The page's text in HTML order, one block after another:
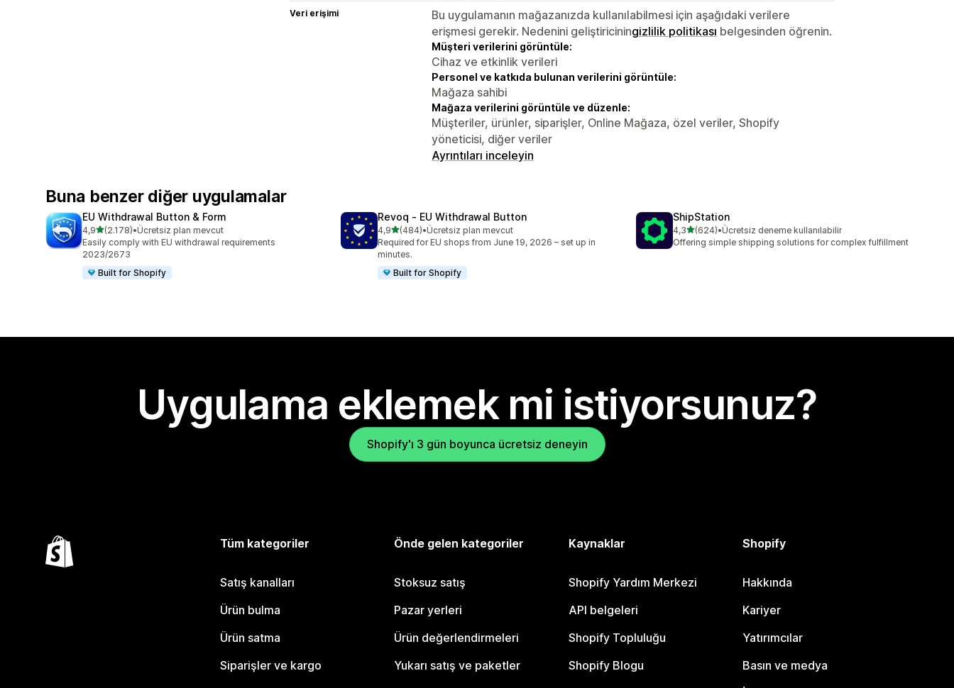
Veri erişimi
Bu uygulamanın mağazanızda kullanılabilmesi için aşağıdaki verilere
erişmesi gerekir. Nedenini geliştiriciningizlilik politikası belgesinden öğrenin.
Müşteri verilerini görüntüle:
Cihaz ve etkinlik verileri
Personel ve katkıda bulunan verilerini görüntüle:
Mağaza sahibi
Mağaza verilerini görüntüle ve düzenle:
Müşteriler, ürünler, siparişler, Online Mağaza, özel veriler, Shopify
yöneticisi, diğer veriler
Ayrıntıları inceleyin
Buna benzer diğer uygulamalar
EU Withdrawal Button & Form
4,95 yıldız üzerinden
(2.178)
toplam 2178 değerlendirme
•Ücretsiz plan mevcut
Easily comply with EU withdrawal requirements
2023/2673
Built for Shopify
Revoq ‑ EU Withdrawal Button
4,95 yıldız üzerinden
(484)
toplam 484 değerlendirme
•Ücretsiz plan mevcut
Required for EU shops from June 19, 2026 – set up in
minutes.
Built for Shopify
ShipStation
4,35 yıldız üzerinden
(624)
toplam 624 değerlendirme
•Ücretsiz deneme kullanılabilir
Offering simple shipping solutions for complex fulfillment
Uygulama eklemek mi istiyorsunuz?
Shopify'ı 3 gün boyunca ücretsiz deneyin
Tüm kategoriler
Satış kanalları
Ürün bulma
Ürün satma
Siparişler ve kargo
Önde gelen kategoriler
Stoksuz satış
Pazar yerleri
Ürün değerlendirmeleri
Yukarı satış ve paketler
Kaynaklar
Shopify Yardım Merkezi
API belgeleri
Shopify Topluluğu
Shopify Blogu
Shopify
Hakkında
Kariyer
Yatırımcılar
Basın ve medya